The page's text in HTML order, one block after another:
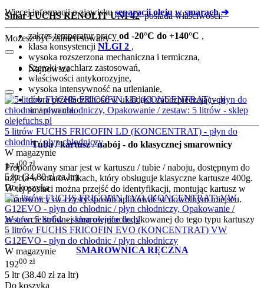
Smar FUCHS RENOLIT UNI 42 posiada właściwości:
zakres temperatur pracy od -20°C do +140°C ,
klasa konsystencji NLGI 2 ,
wysoka rozszerzona mechaniczna i termiczna,
Szeroki wachlarz zastosowań,
właściwości antykorozyjne,
wysoka intensywność na utlenianie,
dobra przetłaczalność w układach zabezpieczających
smarowania.
Tuba / kartusz / nabój - do klasycznej smarownicy
Proponowany smar jest w kartuszu / tubie / naboju, dostępnym do
użycia w smarownikach, który obsługuje klasyczne kartusze 400g.
W tej postaci można przejść do identyfikacji, montując kartusz w
smarownicy iw czysty sposób aplikować w dowolnym miejscu.
W ofercie solidnej smarownice dedykowanej do tego typu kartuszy
-
SMAROWNICA RĘCZNA
Więcej informacji o zjawiskuseparacji oleju w smarach ➔
Możesz być zainteresowany ...
Najnowsze
5 litrów FUCHS FRICOFIN LD (KONCENTRAT) - płyn do
chłodnic / płyn chłodniczy
W magazynie
17400 zł
5 ltr (34.80złza ltr)
Do koszyka
5 litrów FUCHS FRICOFIN EVO (KONCENTRAT) VW
G12EVO - płyn do chłodnic / płyn chłodniczy
W magazynie
19200 zł
5 ltr (38.40 złza ltr)
Do koszyka